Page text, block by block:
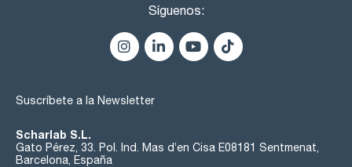
Síguenos:
Suscríbete a la Newsletter
Scharlab S.L.
Gato Pérez, 33. Pol. Ind. Mas d’en Cisa E08181 Sentmenat,
Barcelona, España